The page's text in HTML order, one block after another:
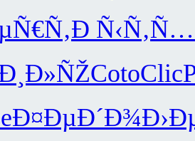
Ð Ñ‹Ñ‚Ñ…
CotoClic
Ð¤ÐµÐ´Ð¾